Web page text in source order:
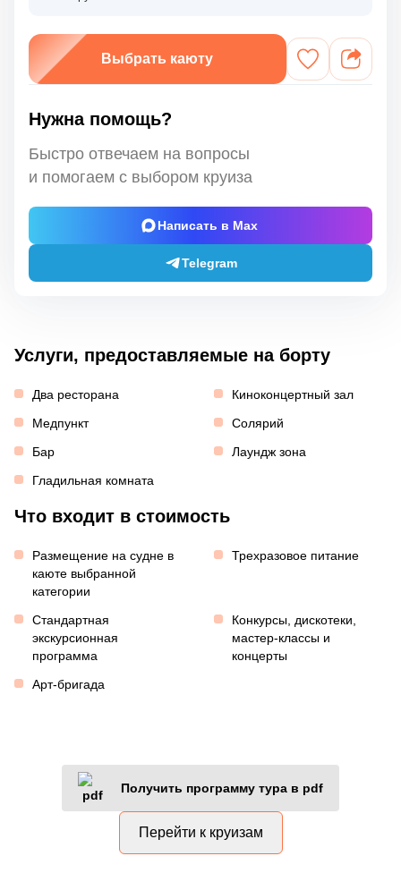
Выбрать каюту
Нужна помощь?
Быстро отвечаем на вопросы
и помогаем с выбором круиза
Написать в Max
Telegram
Услуги, предоставляемые на борту
Два ресторана
Киноконцертный зал
Медпункт
Солярий
Бар
Лаундж зона
Гладильная комната
Что входит в стоимость
Размещение на судне в
каюте выбранной
категории
Трехразовое питание
Стандартная
экскурсионная
программа
Конкурсы, дискотеки,
мастер-классы и
концерты
Арт-бригада
Получить программу тура в pdf
Перейти к круизам